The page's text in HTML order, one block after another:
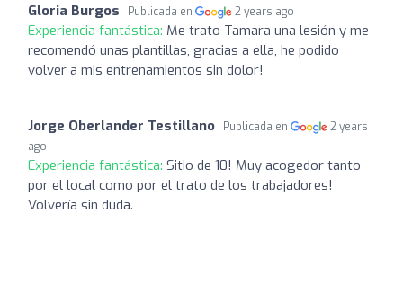
Gloria Burgos Publicada en 2 years ago
Experiencia fantástica: Me trato Tamara una lesión y me
recomendó unas plantillas, gracias a ella, he podido
volver a mis entrenamientos sin dolor!
Jorge Oberlander Testillano Publicada en
2 years
ago
Experiencia fantástica: Sitio de 10! Muy acogedor tanto
por el local como por el trato de los trabajadores!
Volvería sin duda.